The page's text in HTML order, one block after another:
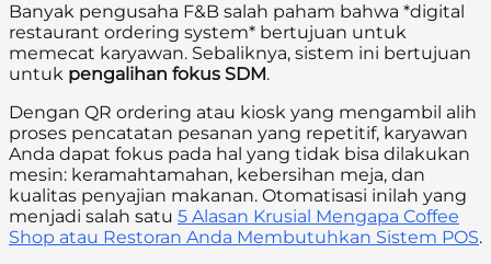
Banyak pengusaha F&B salah paham bahwa *digital
restaurant ordering system* bertujuan untuk
memecat karyawan. Sebaliknya, sistem ini bertujuan
untuk pengalihan fokus SDM.
Dengan QR ordering atau kiosk yang mengambil alih
proses pencatatan pesanan yang repetitif, karyawan
Anda dapat fokus pada hal yang tidak bisa dilakukan
mesin: keramahtamahan, kebersihan meja, dan
kualitas penyajian makanan. Otomatisasi inilah yang
menjadi salah satu 5 Alasan Krusial Mengapa Coffee
Shop atau Restoran Anda Membutuhkan Sistem POS.